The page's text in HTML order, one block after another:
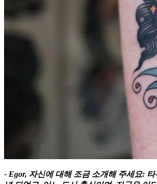
- Egor, 자신에 대해 조금 소개해 주세요: